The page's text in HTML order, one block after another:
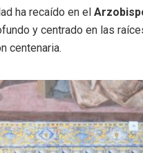
ha recaído en el
y centrado en las
centenaria.